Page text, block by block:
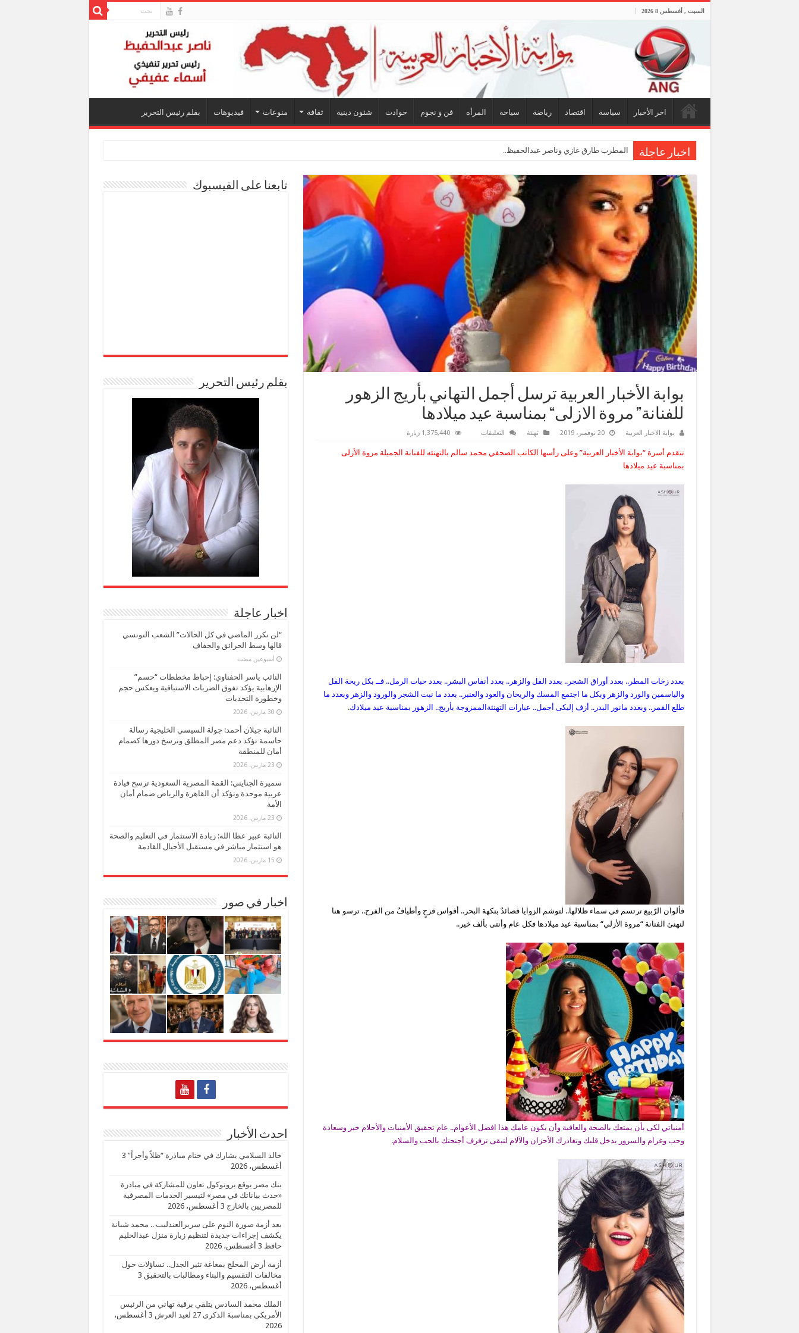
السبت , أغسطس 8 2026
اخر الأخبار سياسة اقتصاد رياضة سياحة المرأه فن و نجوم حوادث شئون دينية ثقافة منوعات فيديوهات بقلم رئيس التحرير
اخبار عاجلة المطرب طارق غازي وناصر عبدالحفيظ.. شراكة فنية ترسم ملامح
بوابة الأخبار العربية ترسل أجمل التهاني بأريج الزهور
للفنانة” مروة الازلى“ بمناسبة عيد ميلادها
بوابة الاخبار العربية 20 نوفمبر، 2019 تهنئة التعليقات
العربية
1,375,440 زيارة
تتقدم أسرة “بوابة الأخبار العربية” وعلى رأسها الكاتب الصحفي محمد سالم بالتهنئه للفنانة الجميلة مروة الأزلى
بمناسبة عيد ميلادها
بعدد زخات المطر.. بعدد أوراق الشجر.. بعدد الفل والزهر.. بعدد أنفاس البشر.. بعدد حبات الرمل.. فــ بكل ريحة الفل
والياسمين والورد والزهر وبكل ما اجتمع المسك والريحان والعود والعنبر.. بعدد ما نبت الشجر والورود والزهر وبعدد ما
طلع القمر.. وبعدد مانور البدر.. أزف إليكى أجمل.. عبارات التهنئةالممزوجة بأريج.. الزهور بمناسبة عيد ميلادك.
فألوان الرّبيع ترتسم في سماء ظلالها.. لتوشم الزوايا قصائدٌ بنكهة البحر.. أقواس قزحٍ وأطيافٌ من الفرح.. ترسو هنا
لنهنئ الفنانة “مروة الأزلي“ بمناسبة عيد ميلادها فكل عام وأنتى بألف خير..
أمنياتي لكى بأن يمتعك بالصحة والعافية وأن يكون عامك هذا افضل الأعوام.. عام تحقيق الأمنيات والأحلام خير وسعادة
وحب وغرام والسرور يدخل قلبك وتغادرك الأحزان والآلام لتبقى ترفرف أجنحتك بالحب والسلام.
تابعنا على الفيسبوك
بقلم رئيس التحرير
اخبار عاجلة
“لن نكرر الماضي في كل الحالات” الشعب التونسي
قالها وسط الحرائق والجفاف
‏أسبوعين مضت
النائب ياسر الحفناوي: إحباط مخططات “حسم”
الإرهابية يؤكد تفوق الضربات الاستباقية ويعكس حجم
وخطورة التحديات
30 مارس، 2026
النائبة جيلان أحمد: جولة السيسي الخليجية رسالة
حاسمة تؤكد دعم مصر المطلق وترسخ دورها كصمام
أمان للمنطقة
23 مارس، 2026
سميرة الجنايني: القمة المصرية السعودية ترسخ قيادة
عربية موحدة وتؤكد أن القاهرة والرياض صمام أمان
الأمة
23 مارس، 2026
النائبة عبير عطا الله: زيادة الاستثمار في التعليم والصحة
هو استثمار مباشر في مستقبل الأجيال القادمة
15 مارس، 2026
اخبار في صور
احدث الأخبار
خالد السلامي يشارك في ختام مبادرة “ظلاً وأجراً” 3
أغسطس، 2026
بنك مصر يوقع بروتوكول تعاون للمشاركة في مبادرة
«حدث بياناتك في مصر» لتيسير الخدمات المصرفية
للمصريين بالخارج 3 أغسطس، 2026
بعد أزمة صورة النوم على سريرالعندليب .. محمد شبانة
يكشف إجراءات جديدة لتنظيم زيارة منزل عبدالحليم
حافظ 3 أغسطس، 2026
أزمة أرض المحلج بمغاغة تثير الجدل.. تساؤلات حول
مخالفات التقسيم والبناء ومطالبات بالتحقيق 3
أغسطس، 2026
الملك محمد السادس يتلقي برقية تهاني من الرئيس
الأمريكي بمناسبة الذكرى 27 لعيد العرش
3 أغسطس،
2026